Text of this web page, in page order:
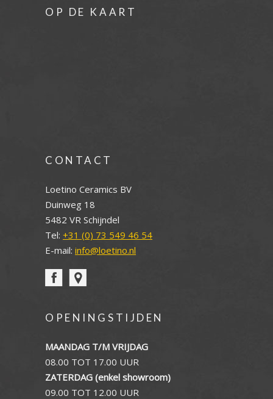
OP DE KAART
CONTACT
Loetino Ceramics BV
Duinweg 18
5482 VR Schijndel
Tel: +31 (0) 73 549 46 54
E-mail: info@loetino.nl
OPENINGSTIJDEN
MAANDAG T/M VRIJDAG
08.00 TOT 17.00 UUR
ZATERDAG (enkel showroom)
09.00 TOT 12.00 UUR